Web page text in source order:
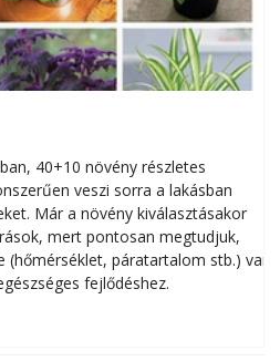
40+10 növény részletes
veszi sorra a lakásban
Már a növény kiválasztásakor
mert pontosan megtudjuk,
páratartalom stb.) van
fejlődéshez.